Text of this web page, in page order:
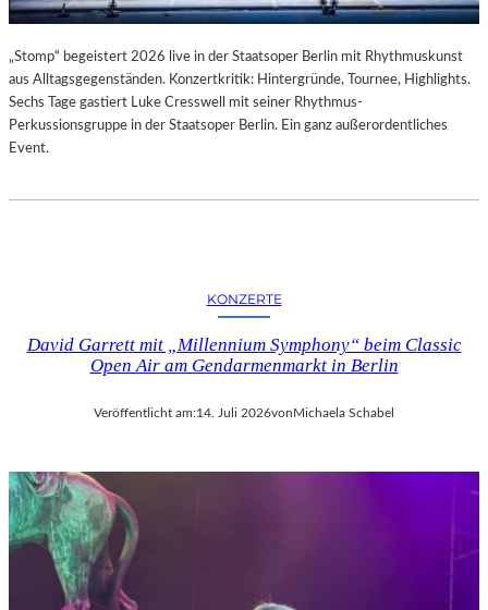
„Stomp“ begeistert 2026 live in der Staatsoper Berlin mit Rhythmuskunst
aus Alltagsgegenständen. Konzertkritik: Hintergründe, Tournee, Highlights.
Sechs Tage gastiert Luke Cresswell mit seiner Rhythmus-
Perkussionsgruppe in der Staatsoper Berlin. Ein ganz außerordentliches
Event.
KONZERTE
David Garrett mit „Millennium Symphony“ beim Classic
Open Air am Gendarmenmarkt in Berlin
Veröffentlicht am:14. Juli 2026vonMichaela Schabel